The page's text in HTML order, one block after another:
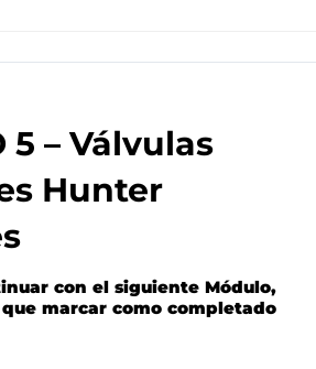
5 – Válvulas
Hunter
con el siguiente Módulo,
marcar como completado